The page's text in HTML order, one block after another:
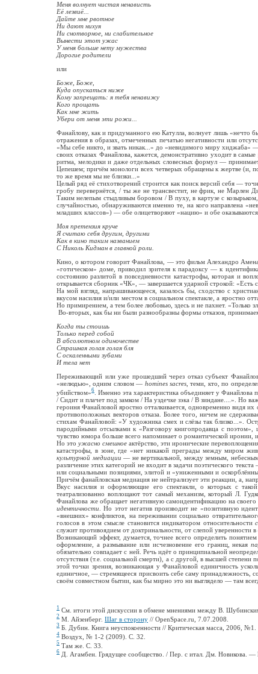
Меня волнует чистая ненависть
Её лезвиё...
Дайте мне рвотное
Ни дают нихуя
Ни снотворное, ни слабительное
Вынести этот ужас
У меня больше нету мужества
Дорогие родители
или
Боже, Боже,
Куда опускаться ниже
Кому запрещать: я тебя ненавижу
Кого прощать
Как мне жить
Убери от меня эти рожи...
Фанайлову, как и придуманного ею Катулла, волнует лишь «нечто
отражения в образах, отмеченных печатью негативности или
«Мы себе никто, и звать никак...» до «невидимого миру хиджаба»
своих отказах Фанайлова, кажется, демонстративно уходит в
ритма, мелодики и даже отдельных словесных формул —
Цепешем; причём монологи всех четверых обращены к жертве (и,
то же время мы не близки...»
Целый ряд её стихотворений строится как поиск версий себя —
гробу перевернётся, / ты же не трансвестит, не фрик, не
Таким нелепым стыдливым боровом / В пуху, в картузе с
случайностью, обнаруживаются именно те, на кого направлена
младших классов») — обе олицетворяют «нацию» и обе
Моя претензия круче
Я считаю себя другим, другими
Как в кино таким названием
С Николь Кидман в главной роли.
Кино, о котором говорит Фанайлова, — это фильм Алехандро
«готическом» доме, приводил зрителя к парадоксу — к
состоянию разлитой в повседневности катастрофы, которая и
открывается сборник «ЧК», — завершается ударной строкой: «Есть
На мой взгляд, напрашивающееся, казалось бы, сходство с
вкусом насилия и/или местом в социальном спектакле, а яростно
Но примирением, а тем более любовью, здесь и не пахнет. «Только
Во-вторых, как бы ни были разнообразны формы отказов,
Когда ты стоишь
Только перед собой
В абсолютном одиночестве
Страшная голая голая бля
С оскаленными зубами
И тела нет
Переживающий или уже прошедший через отказ субъект
«нелюдью», одним словом — homines sacres , теми, кто, по
убийством»6 . Именно эта характеристика объединяет у
/ Сидит и плачет под замком / На уздечке зэка / В зиндане....». Но
героиня Фанайловой яростно отталкивается, одновременно видя
противоположных векторов отказа. Более того, ничем не
стихам Фанайловой: «У художника смех и слёзы так близко...».
пародийными отсылками к «Разговору книгопродавца с
чувство юмора больше всего напоминает о романтической иронии,
Но это ужасно смешное актёрство, эти иронические
катастрофы, в зоне, где «нет никакой преграды между миром
культурной медиации — не вертикальной, между земным,
различение этих категорий не входит в задачи поэтического
или социальными позициями, элитой и «униженными и
Причём фанайловская медиация не нейтрализует эти реакции, а,
Вкус насилия и оформляющие его спектакли, о которых с
театрализованно воплощают тот самый механизм, который Л.
Фанайлова же обращает негативную самоидентификацию на
идентичности . Но этот негатив производит не «позитивную
«внешних» конфликтов, на переживании социально
голосов в этом смысле становится индикатором относительности
служит противоядием от доктринальности, от слепой уверенности
Возникающий эффект, думается, точнее всего определить понятием
оформление, а размывание или исчезновение его границ, некая
обязательно совпадает с ней. Речь идёт о принципиальной
отсутствия (т.е. социальной смерти), а с другой, в высшей степени
этой точки зрения, возникающая у Фанайловой единичность
единичное, — стремящееся присвоить себе саму принадлежность,
своём совместном бытии, как бы мирно это ни выглядело — там
1 См. итоги этой дискуссии в обмене мнениями между В.
2 М. Айзенберг. Шаг в сторону // OpenSpace.ru, 7.07.2008.
3 Б. Дубин. Книга неуспокоенности // Критическая масса, 2006, №1.
4 Воздух, № 1-2 (2009). С. 32.
5 Там же. С. 33.
6 Д. Агамбен. Грядущее сообщество. / Пер. с итал. Дм. Новикова. —